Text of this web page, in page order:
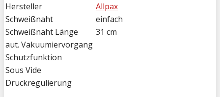
Hersteller
Allpax
Schweißnaht
einfach
Schweißnaht Länge
31 cm
aut. Vakuumiervorgang
Schutzfunktion
Sous Vide
Druckregulierung